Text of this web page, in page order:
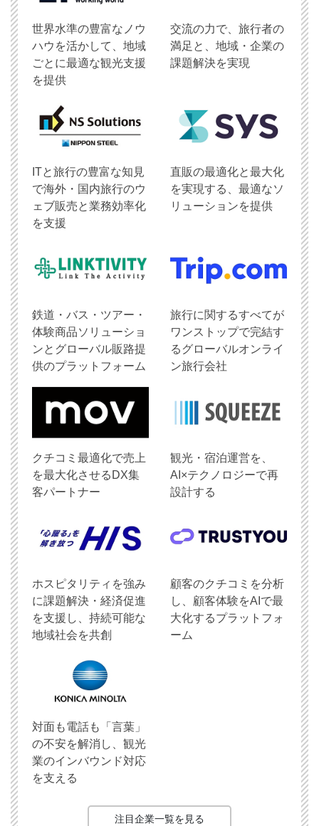
世界水準の豊富なノウ
ハウを活かして、地域
ごとに最適な観光支援
を提供
交流の力で、旅行者の
満足と、地域・企業の
課題解決を実現
ITと旅行の豊富な知見
で海外・国内旅行のウ
ェブ販売と業務効率化
を支援
直販の最適化と最大化
を実現する、最適なソ
リューションを提供
鉄道・バス・ツアー・
体験商品ソリューショ
ンとグローバル販路提
供のプラットフォーム
旅行に関するすべてが
ワンストップで完結す
るグローバルオンライ
ン旅行会社
クチコミ最適化で売上
を最大化させるDX集
客パートナー
観光・宿泊運営を、
AI×テクノロジーで再
設計する
ホスピタリティを強み
に課題解決・経済促進
を支援し、持続可能な
地域社会を共創
顧客のクチコミを分析
し、顧客体験をAIで最
大化するプラットフォ
ーム
対面も電話も「言葉」
の不安を解消し、観光
業のインバウンド対応
を支える
注目企業一覧を見る